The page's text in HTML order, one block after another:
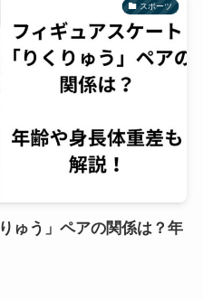
スポーツ
ゅう」ペアの関係は？年